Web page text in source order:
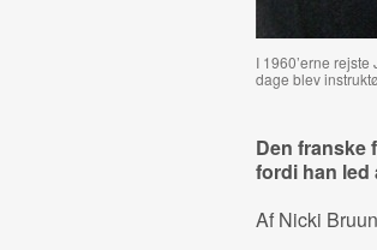
I 1960’erne
dage blev
Den franske
fordi han led
Af Nicki Bruun